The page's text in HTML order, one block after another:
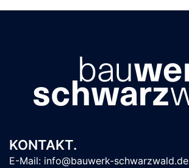
KONTAKT.
E-Mail: info@bauwerk-schwarzwald.de